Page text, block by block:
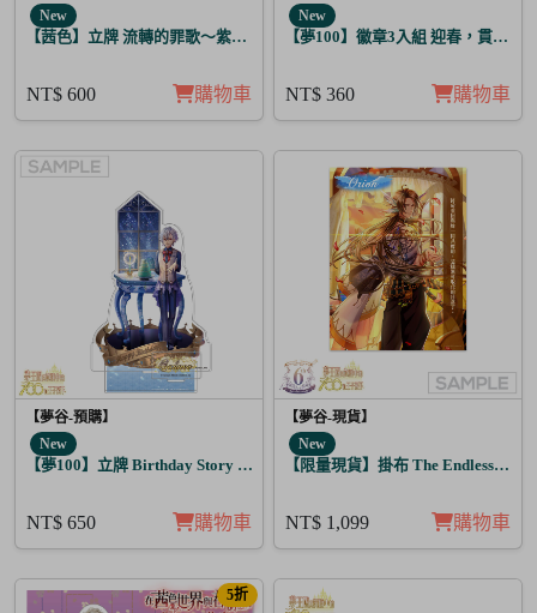
New
【茜色】立牌 流轉的罪歌～紫上清香～藤原定家
NT$ 600 購物車
New
【夢100】徽章3入組 迎春，貫徹仁
NT$ 360 購物車
【夢谷-預購】
New
【夢100】立牌 Birthday Story 修尼 月覺
NT$ 650 購物車
【夢谷-現貨】
New
【限量現貨】掛布 The Endless Sky
NT$ 1,099 購物車
5折